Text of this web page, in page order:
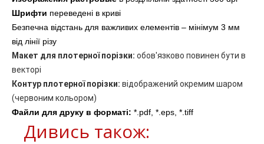
Шрифти переведені в криві
Безпечна відстань для важливих елементів – мінімум 3 мм
від лінії різу
Макет для плотерної порізки: обов'язково повинен бути в
векторі
Контур плотерної порізки: відображений окремим шаром
(червоним кольором)
Файли для друку в форматі: *.pdf, *.eps, *.tiff
Дивись також: